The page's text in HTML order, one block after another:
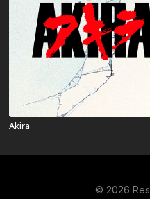
Akira
© 2026